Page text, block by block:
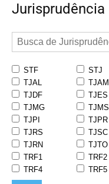
Jurisprudência
STF STJ
TJAL
TJAM
TJDF
TJES
TJMG
TJMS
TJPI
TJPR
TJRS
TJSC
TJRN
TJTO
TRF1
TRF2
TRF4
TRF5